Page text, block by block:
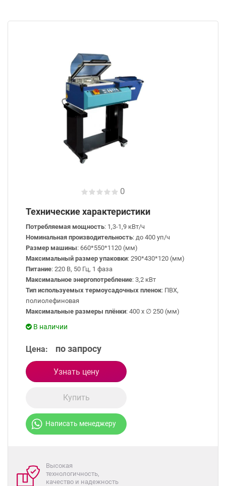
0
Технические характеристики
Потребляемая мощность: 1,3-1,9 кВт/ч
Номинальная производительность: до 400 уп/ч
Размер машины: 660*550*1120 (мм)
Максимальный размер упаковки: 290*430*120 (мм)
Питание: 220 В, 50 Гц, 1 фаза
Максимальное энергопотребление: 3,2 кВт
Тип используемых термоусадочных пленок: ПВХ,
полиолефиновая
Максимальные размеры плёнки: 400 х ∅ 250 (мм)
В наличии
Цена: по запросу
Узнать цену
Купить
Написать менеджеру
Высокая
технологичность,
качество и надежность